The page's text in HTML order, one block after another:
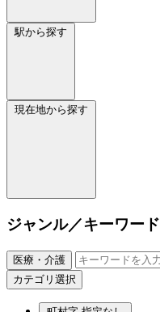
駅から探す
現在地から探す
ジャンル／キーワード
医療・介護
カテゴリ選択